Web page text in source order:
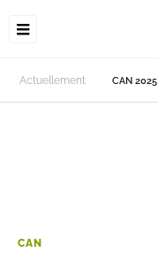
Actuellement CAN 2025
CAN